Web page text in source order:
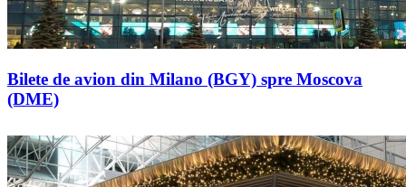
Bilete de avion din Milano (BGY) spre Moscova
(DME)